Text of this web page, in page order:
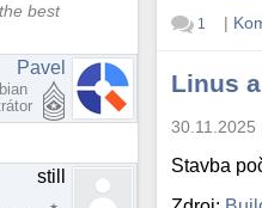
best
Pavel
still
1 |
Linus
30.11.2025
Stavba